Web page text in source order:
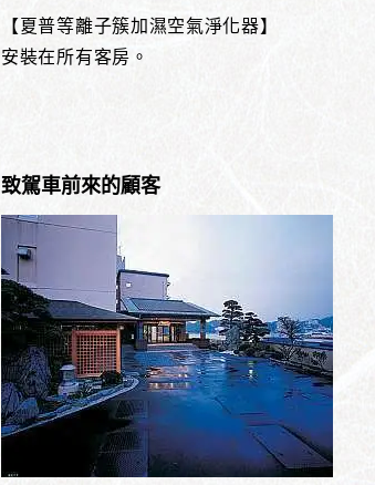
【夏普等離子簇加濕空氣淨化器】
安裝在所有客房。
致駕車前來的顧客